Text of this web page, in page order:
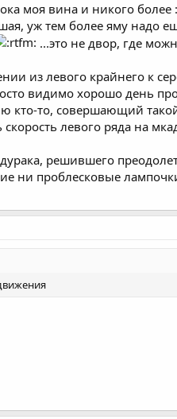
моя вина и никого
уж тем более яму надо
...это не двор, где
из левого крайнего к
видимо хорошо день
то, совершающий
левого ряда на
решившего
ни проблесковые